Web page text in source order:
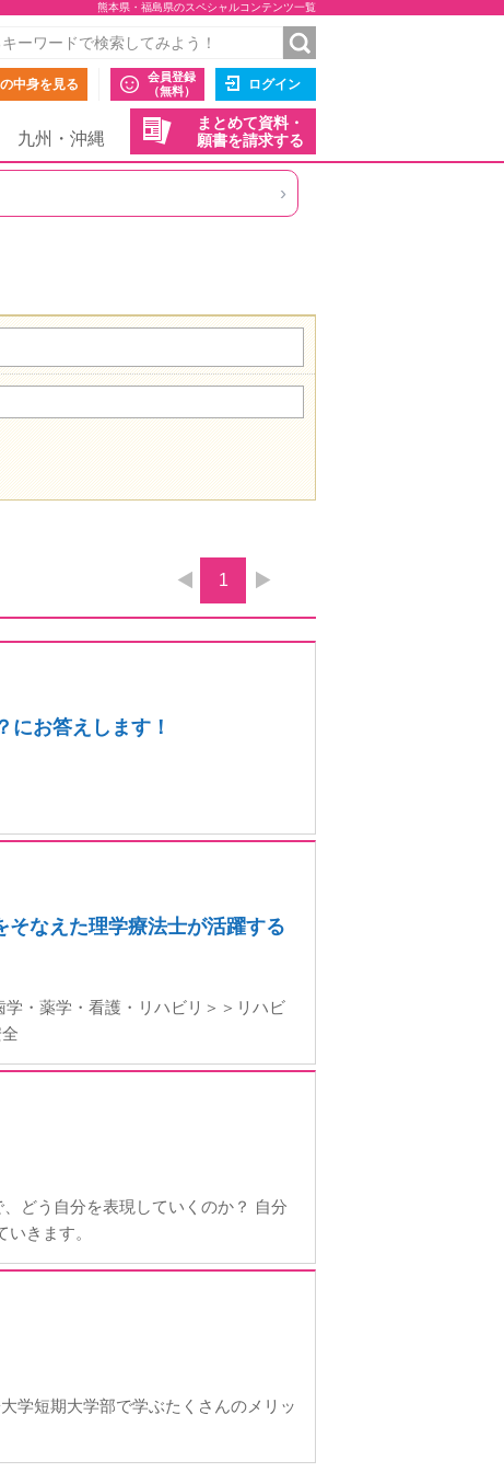
熊本県・福島県のスペシャルコンテンツ一覧
中身を見る
会員登録
（無料）
ログイン
まとめて資料・
願書を請求する
九州・沖縄
›
1
にお答えします！
そなえた理学療法士が活躍する
学・薬学・看護・リハビリ＞＞リハビ
どう自分を表現していくのか？ 自分
きます。
短期大学部で学ぶたくさんのメリッ